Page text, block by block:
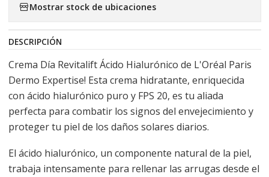
Mostrar stock de ubicaciones
DESCRIPCIÓN
Crema Día Revitalift Ácido Hialurónico de L'Oréal Paris
Dermo Expertise! Esta crema hidratante, enriquecida
con ácido hialurónico puro y FPS 20, es tu aliada
perfecta para combatir los signos del envejecimiento y
proteger tu piel de los daños solares diarios.
El ácido hialurónico, un componente natural de la piel,
trabaja intensamente para rellenar las arrugas desde el